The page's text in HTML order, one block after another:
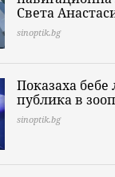
Света
sinoptik.bg
Показаха
публика в
sinoptik.bg